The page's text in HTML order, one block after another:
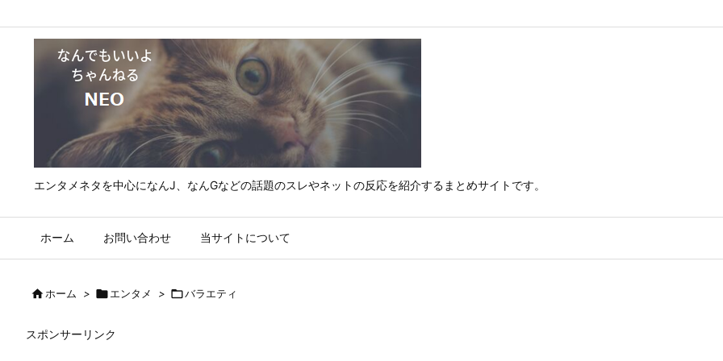
エンタメネタを中心になんJ、なんGなどの話題のスレやネットの反応を紹介するまとめサイトです。
ホーム お問い合わせ 当サイトについて
ホーム > エンタメ > バラエティ
スポンサーリンク